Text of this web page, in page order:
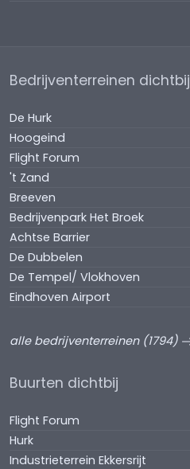
Bedrijventerreinen dichtbij
De Hurk
Hoogeind
Flight Forum
't Zand
Breeven
Bedrijvenpark Het Broek
Achtse Barrier
De Dubbelen
De Tempel/ Vlokhoven
Eindhoven Airport
alle bedrijventerreinen (1794)
Buurten dichtbij
Flight Forum
Hurk
Industrieterrein Ekkersrijt